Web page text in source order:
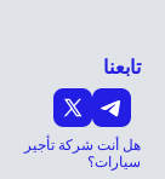
تابعنا
هل أنت شركة تأجير
سيارات؟